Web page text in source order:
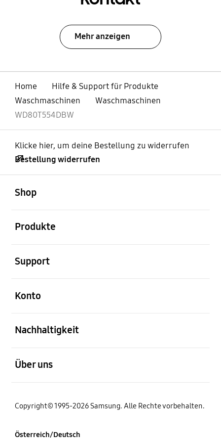
Mehr anzeigen
Home
Hilfe & Support für Produkte
Waschmaschinen
Waschmaschinen
WD80T554DBW
Klicke hier, um deine Bestellung zu widerrufen
Bestellung widerrufen
Shop
Produkte
Support
Konto
Nachhaltigkeit
Über uns
Copyright© 1995-2026 Samsung. Alle Rechte vorbehalten.
Österreich/Deutsch